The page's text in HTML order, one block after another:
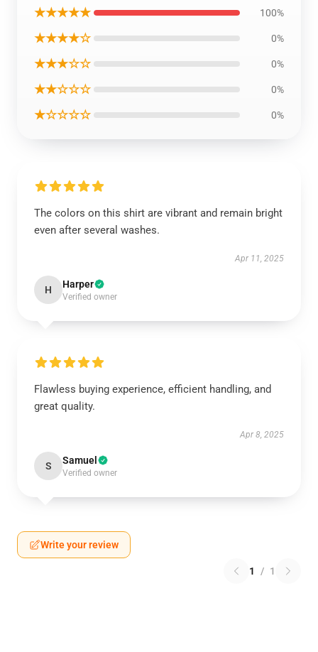
★★★★★ 100%
★★★★☆ 0%
★★★☆☆ 0%
★★☆☆☆ 0%
★☆☆☆☆ 0%
The colors on this shirt are vibrant and remain bright
even after several washes.
Apr 11, 2025
H Harper
Verified owner
Flawless buying experience, efficient handling, and
great quality.
Apr 8, 2025
S Samuel
Verified owner
Write your review
1 / 1